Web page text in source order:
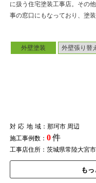
外壁塗装 外壁張り替
対応地域：那珂市 周辺
施工事例数： 0件
工事店住所：茨城県常陸大宮
も
に扱う住宅塗装工事店。その
事の窓口にもなっており、塗